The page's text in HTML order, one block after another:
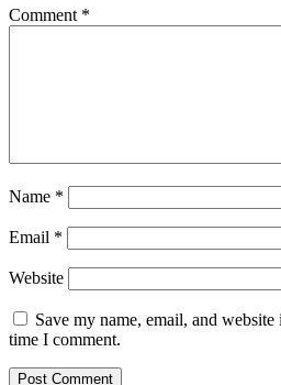
Comment *
Name *
Email *
Website
Save my name, email, and
time I comment.